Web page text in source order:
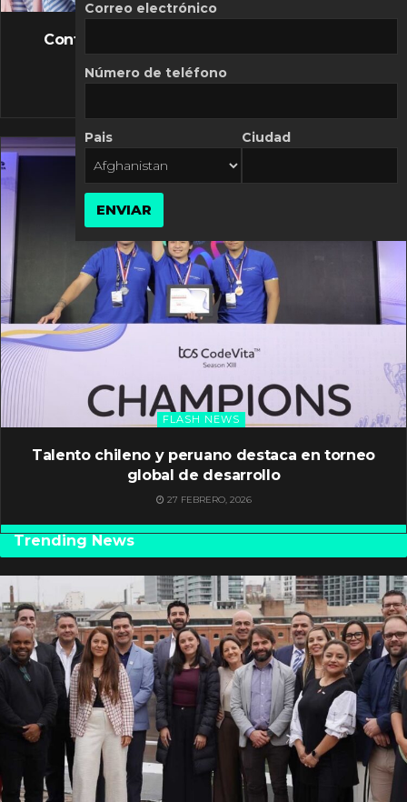
FLASH NEWS
Controversia de Mercado Libre por costos
10 MARZO, 2026
FLASH NEWS
Talento chileno y peruano destaca en torneo
global de desarrollo
27 FEBRERO, 2026
Trending News
Correo electrónico
Número de teléfono
Pais Ciudad
ENVIAR